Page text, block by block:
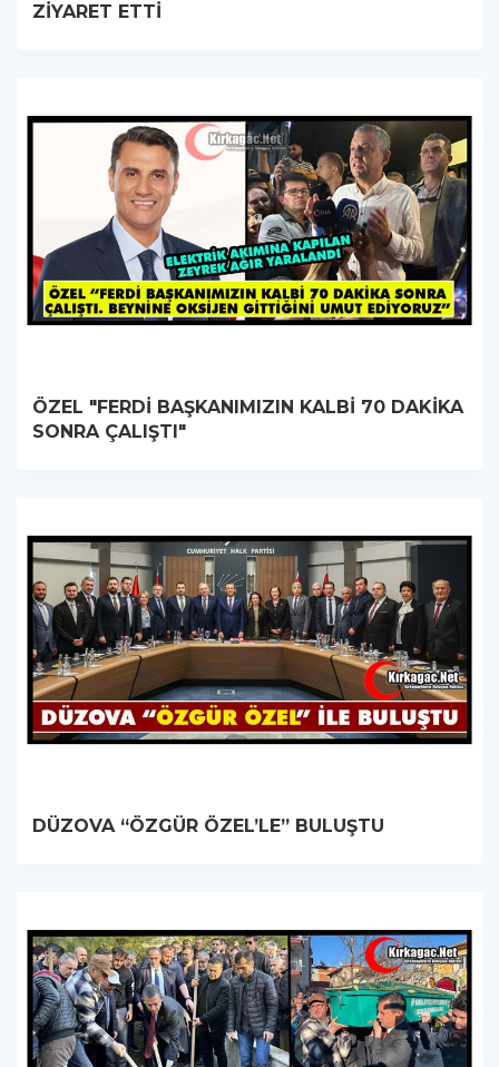
ZİYARET ETTİ
ÖZEL "FERDİ BAŞKANIMIZIN KALBİ 70 DAKİKA
SONRA ÇALIŞTI"
DÜZOVA “ÖZGÜR ÖZEL’LE” BULUŞTU